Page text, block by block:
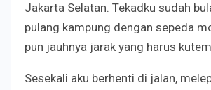
Jakarta Selatan. Tekadku sudah
pulang kampung dengan sepeda
pun jauhnya jarak yang harus
Sesekali aku berhenti di jalan,